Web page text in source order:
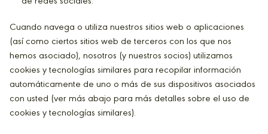
Cuando navega o utiliza nuestros sitios web o aplicaciones
(así como ciertos sitios web de terceros con los que nos
hemos asociado), nosotros (y nuestros socios) utilizamos
cookies y tecnologías similares para recopilar información
automáticamente de uno o más de sus dispositivos asociados
con usted (ver más abajo para más detalles sobre el uso de
cookies y tecnologías similares).